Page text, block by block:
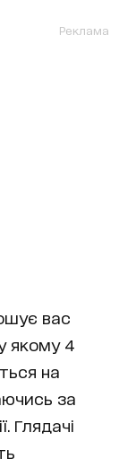
Реклама
вас
якому 4
на
за
Глядачі